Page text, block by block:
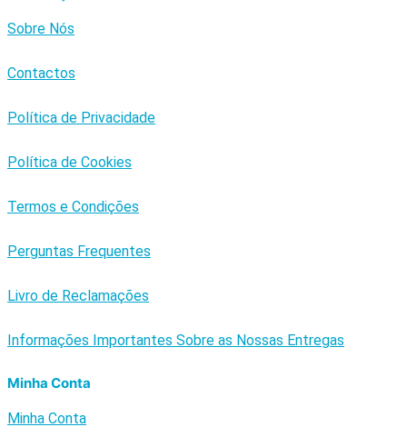
Sobre Nós
Contactos
Política de Privacidade
Política de Cookies
Termos e Condições
Perguntas Frequentes
Livro de Reclamações
Informações Importantes Sobre as Nossas Entregas
Minha Conta
Minha Conta